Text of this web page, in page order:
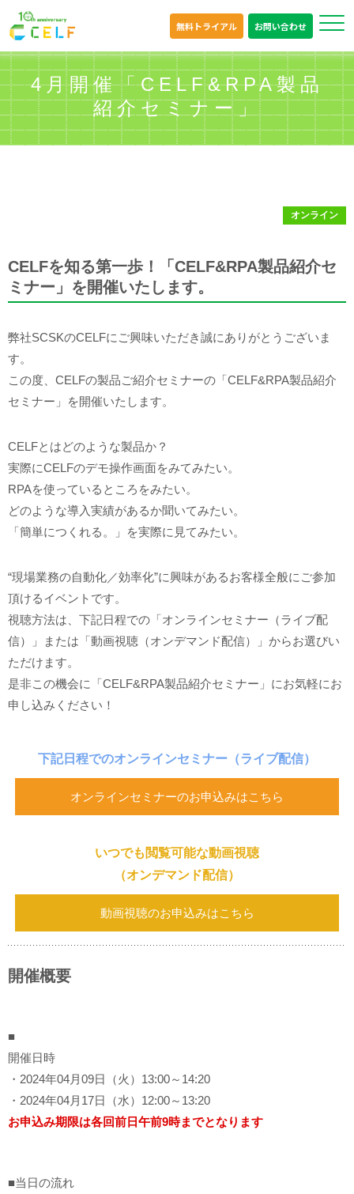
無料トライアル お問い合わせ
4月開催「CELF&RPA製品
紹介セミナー」
オンライン
CELFを知る第一歩！「CELF&RPA製品紹介セ
ミナー」を開催いたします。
弊社SCSKのCELFにご興味いただき誠にありがとうございま
す。
この度、CELFの製品ご紹介セミナーの「CELF&RPA製品紹介
セミナー」を開催いたします。
CELFとはどのような製品か？
実際にCELFのデモ操作画面をみてみたい。
RPAを使っているところをみたい。
どのような導入実績があるか聞いてみたい。
「簡単につくれる。」を実際に見てみたい。
“現場業務の自動化／効率化”に興味があるお客様全般にご参加
頂けるイベントです。
視聴方法は、下記日程での「オンラインセミナー（ライブ配
信）」または「動画視聴（オンデマンド配信）」からお選びい
ただけます。
是非この機会に「CELF&RPA製品紹介セミナー」にお気軽にお
申し込みください！
下記日程でのオンラインセミナー （ライブ配信）
オンラインセミナーのお申込みはこちら
いつでも閲覧可能な動画視聴
（オンデマンド配信）
動画視聴のお申込みはこちら
開催概要
■
開催日時
・2024年04月09日（火）13:00～14:20
・2024年04月17日（水）12:00～13:20
お申込み期限は各回前日午前9時までとなります
■当日の流れ